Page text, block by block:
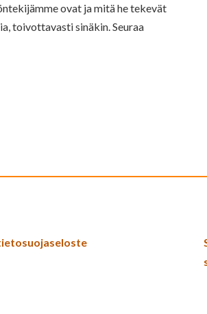
ovat ja mitä he tekevät
toivottavasti sinäkin. Seuraa